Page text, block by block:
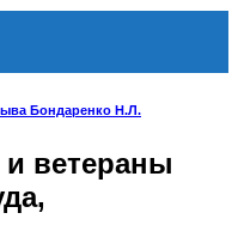
Бондаренко Н.Л.
ветераны